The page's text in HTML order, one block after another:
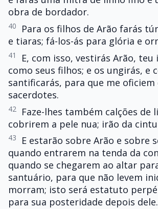
obra de bordador.
40
Para os filhos de Arão farás
e tiaras; fá-los-ás para glória e
41
E, com isso, vestirás Arão,
como seus filhos; e os ungirás, e
santificarás, para que me oficiem
sacerdotes.
42
Faze-lhes também calções de
cobrirem a pele nua; irão da
43
E estarão sobre Arão e sobre
quando entrarem na tenda da
quando se chegarem ao altar
santuário, para que não levem
morram; isto será estatuto
para sua posteridade depois dele.